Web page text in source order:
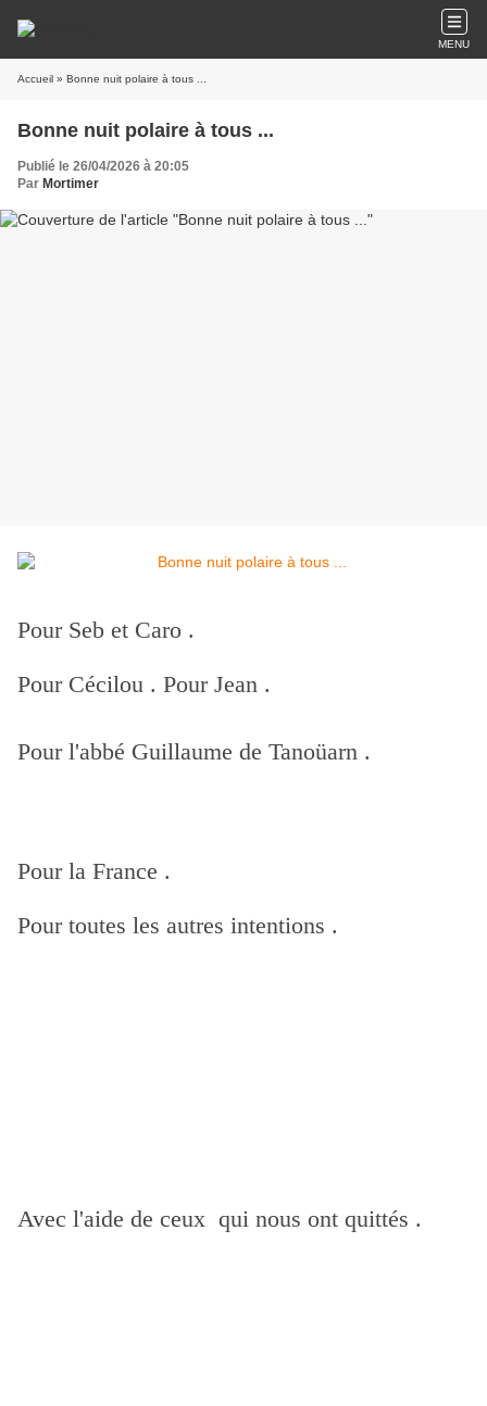
MENU
Accueil » Bonne nuit polaire à tous ...
Bonne nuit polaire à tous ...
Publié le 26/04/2026 à 20:05
Par Mortimer
Pour Seb et Caro .
Pour Cécilou . Pour Jean .
Pour l'abbé Guillaume de Tanoüarn .
Pour la France .
Pour toutes les autres intentions .
Avec l'aide de ceux qui nous ont quittés .